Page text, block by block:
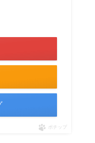
ポチップ